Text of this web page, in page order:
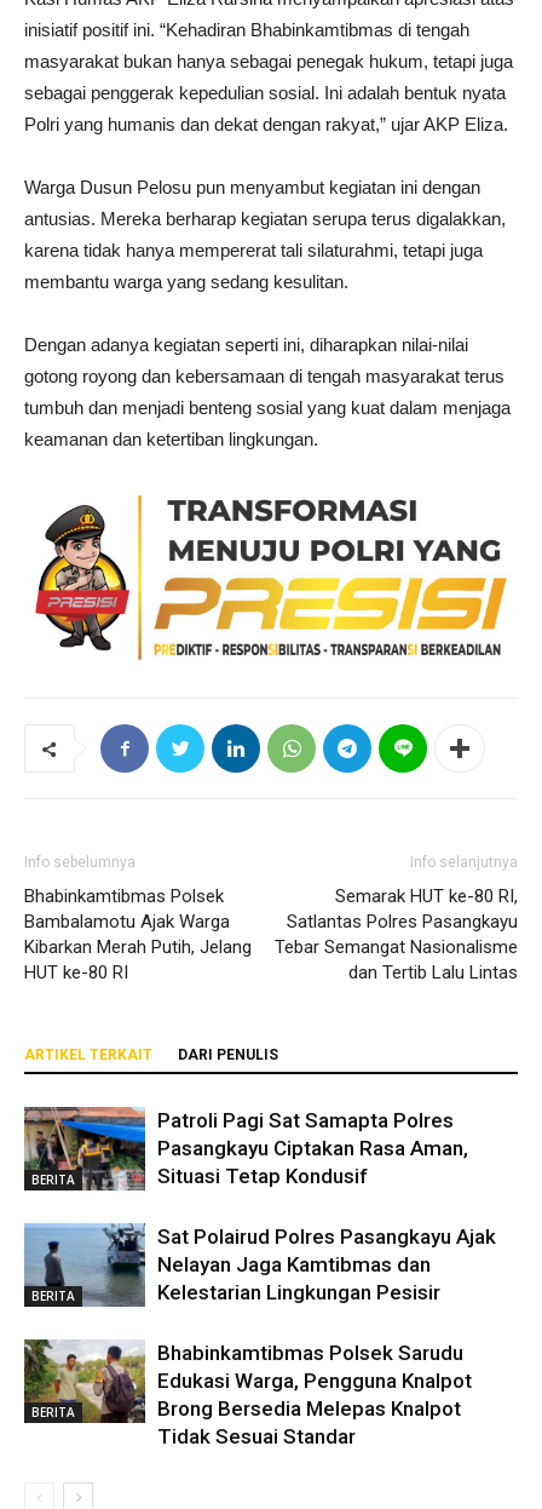
inisiatif positif ini. “Kehadiran Bhabinkamtibmas di tengah
masyarakat bukan hanya sebagai penegak hukum, tetapi juga
sebagai penggerak kepedulian sosial. Ini adalah bentuk nyata
Polri yang humanis dan dekat dengan rakyat,” ujar AKP Eliza.
Warga Dusun Pelosu pun menyambut kegiatan ini dengan
antusias. Mereka berharap kegiatan serupa terus digalakkan,
karena tidak hanya mempererat tali silaturahmi, tetapi juga
membantu warga yang sedang kesulitan.
Dengan adanya kegiatan seperti ini, diharapkan nilai-nilai
gotong royong dan kebersamaan di tengah masyarakat terus
tumbuh dan menjadi benteng sosial yang kuat dalam menjaga
keamanan dan ketertiban lingkungan.
Info sebelumnya
Bhabinkamtibmas Polsek
Bambalamotu Ajak Warga
Kibarkan Merah Putih, Jelang
HUT ke-80 RI
Info selanjutnya
Semarak HUT ke-80 RI,
Satlantas Polres Pasangkayu
Tebar Semangat Nasionalisme
dan Tertib Lalu Lintas
ARTIKEL TERKAIT DARI PENULIS
BERITA
Patroli Pagi Sat Samapta Polres
Pasangkayu Ciptakan Rasa Aman,
Situasi Tetap Kondusif
BERITA
Sat Polairud Polres Pasangkayu Ajak
Nelayan Jaga Kamtibmas dan
Kelestarian Lingkungan Pesisir
BERITA
Bhabinkamtibmas Polsek Sarudu
Edukasi Warga, Pengguna Knalpot
Brong Bersedia Melepas Knalpot
Tidak Sesuai Standar